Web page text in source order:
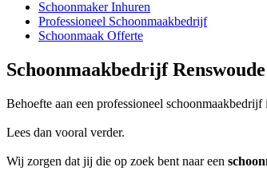
Schoonmaker Inhuren
Professioneel Schoonmaakbedrijf
Schoonmaak Offerte
Schoonmaakbedrijf Renswoude
Behoefte aan een professioneel
Lees dan vooral verder.
Wij zorgen dat jij die op zoek bent naar een